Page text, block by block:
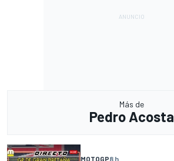
Más de
Pedro Acosta
MOTOGP8 h